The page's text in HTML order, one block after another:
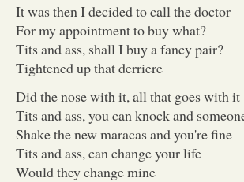
It was then I decided to call the doctor
For my appointment to buy what?
Tits and ass, shall I buy a fancy pair?
Tightened up that derriere
Did the nose with it, all that goes with it
Tits and ass, you can knock and
Shake the new maracas and you're fine
Tits and ass, can change your life
Would they change mine